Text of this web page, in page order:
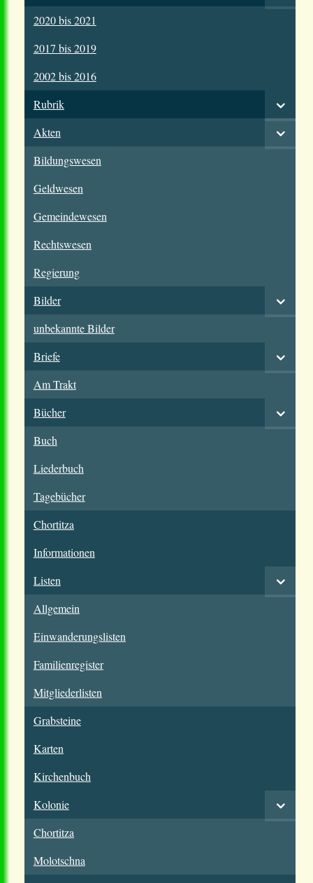
2020 bis 2021
2017 bis 2019
2002 bis 2016
Rubrik
Akten
Bildungswesen
Geldwesen
Gemeindewesen
Rechtswesen
Regierung
Bilder
unbekannte Bilder
Briefe
Am Trakt
Bücher
Buch
Liederbuch
Tagebücher
Chortitza
Informationen
Listen
Allgemein
Einwanderungslisten
Familienregister
Mitgliederlisten
Grabsteine
Karten
Kirchenbuch
Kolonie
Chortitza
Molotschna